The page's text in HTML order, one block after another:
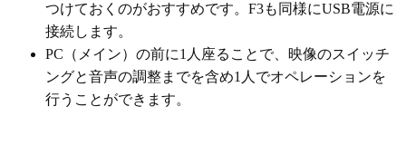
つけておくのがおすすめです。F3も同様にUSB電源に
接続します。
PC（メイン）の前に1人座ることで、映像のスイッチ
ングと音声の調整までを含め1人でオペレーションを
行うことができます。